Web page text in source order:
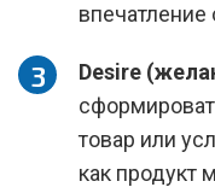
Desire
товар или
как продукт